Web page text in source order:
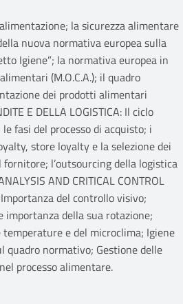
la sicurezza alimentare
nuova normativa europea sulla
Igiene”; la normativa europea in
(M.O.C.A.); il quadro
dei prodotti alimentari
E DELLA LOGISTICA: Il ciclo
fasi del processo di acquisto; i
store loyalty e la selezione dei
l’outsourcing della logistica
AND CRITICAL CONTROL
del controllo visivo;
importanza della sua rotazione;
e del microclima; Igiene
normativo; Gestione delle
processo alimentare.